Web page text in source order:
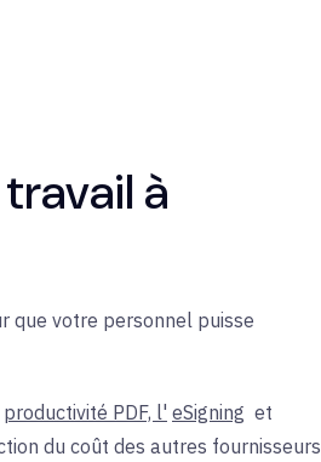
à
que votre personnel puisse
productivité PDF, l' eSigning et
du coût des autres fournisseurs